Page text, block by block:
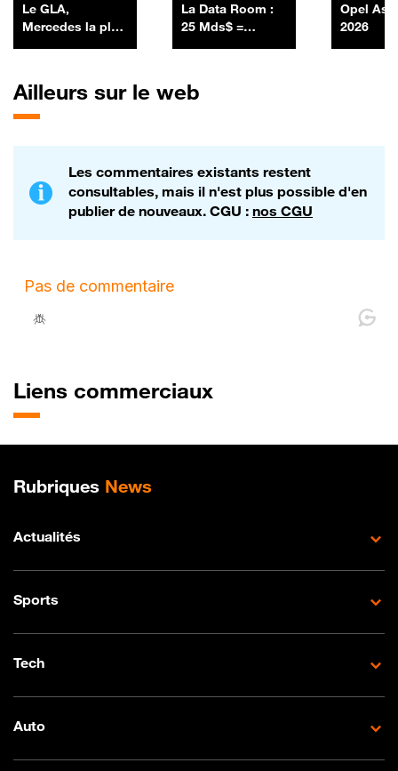
Le GLA,
Mercedes la plus
La Data Room :
25 Mds$ =
obligataire en
Opel
2026
Ailleurs sur le web
Les commentaires existants restent
consultables, mais il n'est plus possible d'en
publier de nouveaux. CGU : nos CGU
Liens commerciaux
Plan de site
Rubriques News
Actualités
Sports
Tech
Auto